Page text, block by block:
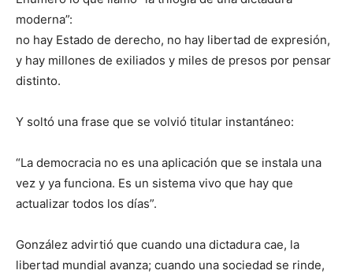
moderna”:
no hay Estado de derecho, no hay libertad de expresión,
y hay millones de exiliados y miles de presos por pensar
distinto.
Y soltó una frase que se volvió titular instantáneo:
“La democracia no es una aplicación que se instala una
vez y ya funciona. Es un sistema vivo que hay que
actualizar todos los días”.
González advirtió que cuando una dictadura cae, la
libertad mundial avanza; cuando una sociedad se rinde,